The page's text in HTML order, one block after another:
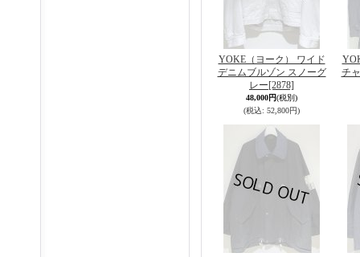
YOKE（ヨーク） ワイド
デニムブルゾン スノーグ
レー[2878]
48,000円(税別)
(税込: 52,800円)
チ